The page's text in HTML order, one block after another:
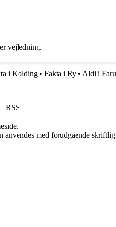
vejledning.
i Kolding • Fakta i Ry • Aldi i
RSS
med forudgående skriftlig